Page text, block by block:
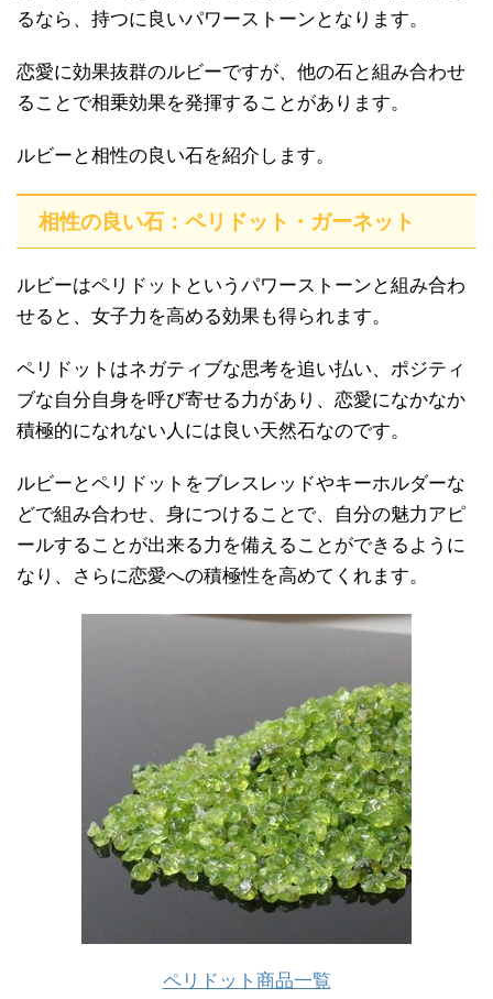
るなら、持つに良いパワーストーンとなります。
恋愛に効果抜群のルビーですが、他の石と組み合わせ
ることで相乗効果を発揮することがあります。
ルビーと相性の良い石を紹介します。
相性の良い石：ペリドット・ガーネット
ルビーはペリドットというパワーストーンと組み合わ
せると、女子力を高める効果も得られます。
ペリドットはネガティブな思考を追い払い、ポジティ
ブな自分自身を呼び寄せる力があり、恋愛になかなか
積極的になれない人には良い天然石なのです。
ルビーとペリドットをブレスレッドやキーホルダーな
どで組み合わせ、身につけることで、自分の魅力アピ
ールすることが出来る力を備えることができるように
なり、さらに恋愛への積極性を高めてくれます。
ペリドット商品一覧